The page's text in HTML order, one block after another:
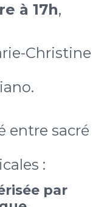
à 17h,
Christine
entre sacré
:
par